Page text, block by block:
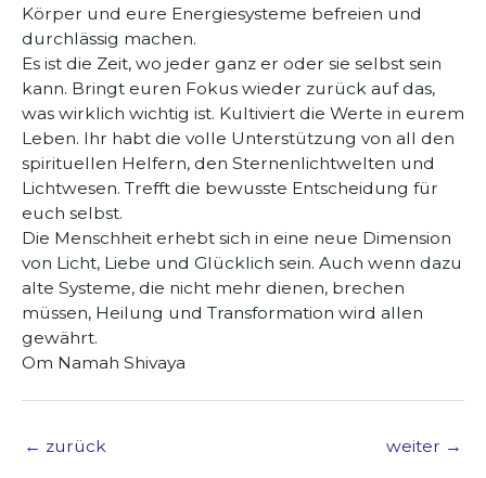
Körper und eure Energiesysteme befreien und
durchlässig machen.
Es ist die Zeit, wo jeder ganz er oder sie selbst sein
kann. Bringt euren Fokus wieder zurück auf das,
was wirklich wichtig ist. Kultiviert die Werte in eurem
Leben. Ihr habt die volle Unterstützung von all den
spirituellen Helfern, den Sternenlichtwelten und
Lichtwesen. Trefft die bewusste Entscheidung für
euch selbst.
Die Menschheit erhebt sich in eine neue Dimension
von Licht, Liebe und Glücklich sein. Auch wenn dazu
alte Systeme, die nicht mehr dienen, brechen
müssen, Heilung und Transformation wird allen
gewährt.
Om Namah Shivaya
← zurück weiter →